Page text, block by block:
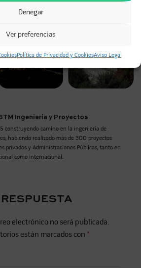
Denegar
Ver preferencias
Política de Privacidad y CookiesAviso Legal
VER OTROS PROYECTOS...
Ingeniería y Proyectos
construyendo camino en la ingeniería de
habiendo realizado más de 300 proyectos
privados y Administraciones Públicas, tanto en
como internacional.
electrónico no será publicada.
están marcados con *